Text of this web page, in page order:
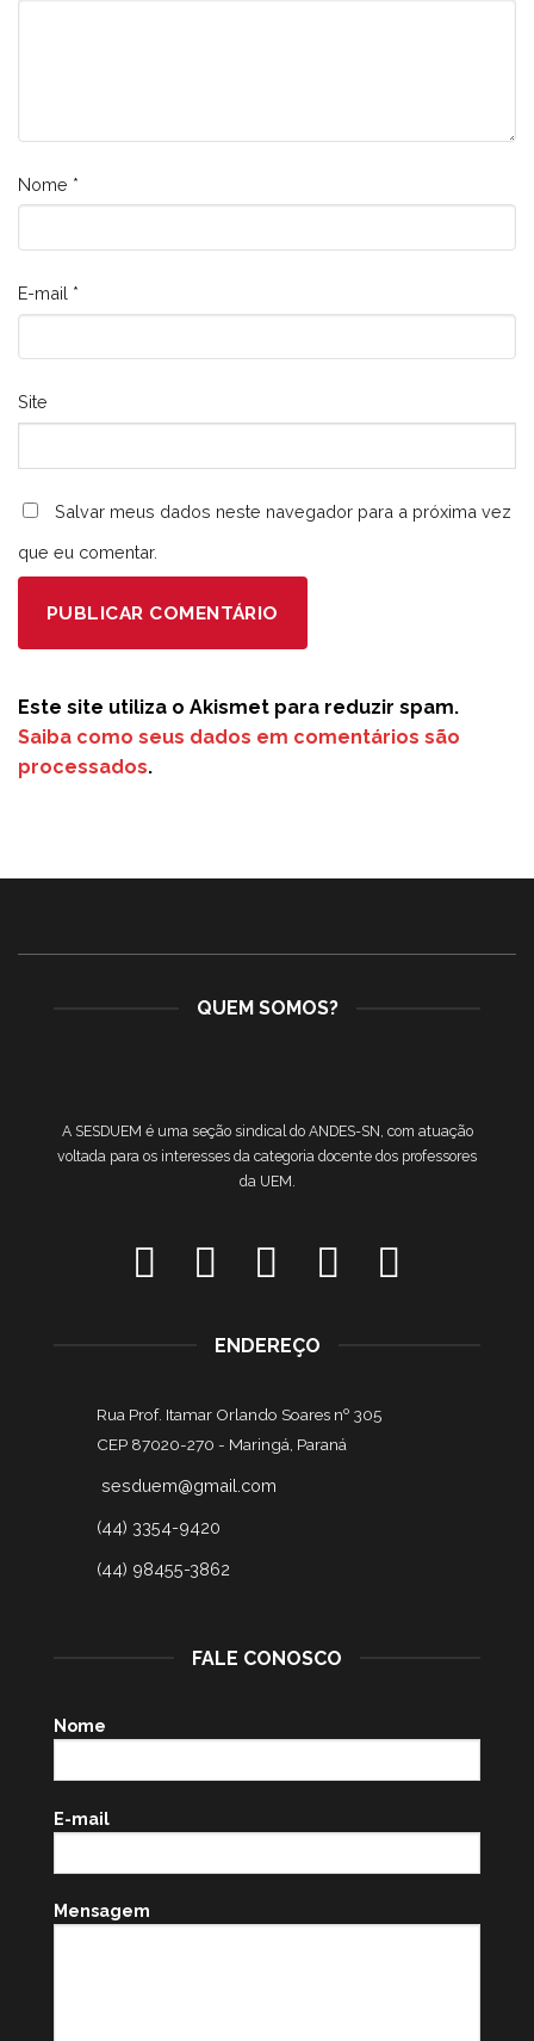
Nome *
E-mail *
Site
Salvar meus dados neste navegador para a próxima vez
que eu comentar.
Este site utiliza o Akismet para reduzir spam.
Saiba como seus dados em comentários são
processados.
QUEM SOMOS?
A SESDUEM é uma seção sindical do ANDES-SN, com atuação
voltada para os interesses da categoria docente dos professores
da UEM.
ENDEREÇO
Rua Prof. Itamar Orlando Soares nº 305
CEP 87020-270 - Maringá, Paraná
sesduem@gmail.com
(44) 3354-9420
(44) 98455-3862
FALE CONOSCO
Nome
E-mail
Mensagem